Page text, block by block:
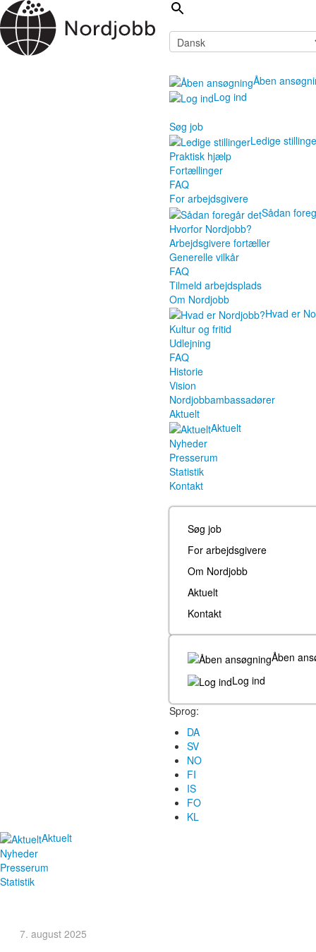
Åben
Log ind
Søg job
Ledige
Praktisk hjælp
Fortællinger
FAQ
For arbejdsgivere
Sådan
Hvorfor Nordjobb?
Arbejdsgivere fortæller
Generelle vilkår
FAQ
Tilmeld arbejdsplads
Om Nordjobb
Hvad er
Kultur og fritid
Udlejning
FAQ
Historie
Vision
Nordjobbambassadører
Aktuelt
Aktuelt
Nyheder
Presserum
Statistik
Kontakt
Søg job
For arbejdsgivere
Om Nordjobb
Aktuelt
Kontakt
Åben
Log ind
Sprog:
DA
SV
NO
FI
IS
FO
KL
Aktuelt
Nyheder
Presserum
Statistik
7. august 2025